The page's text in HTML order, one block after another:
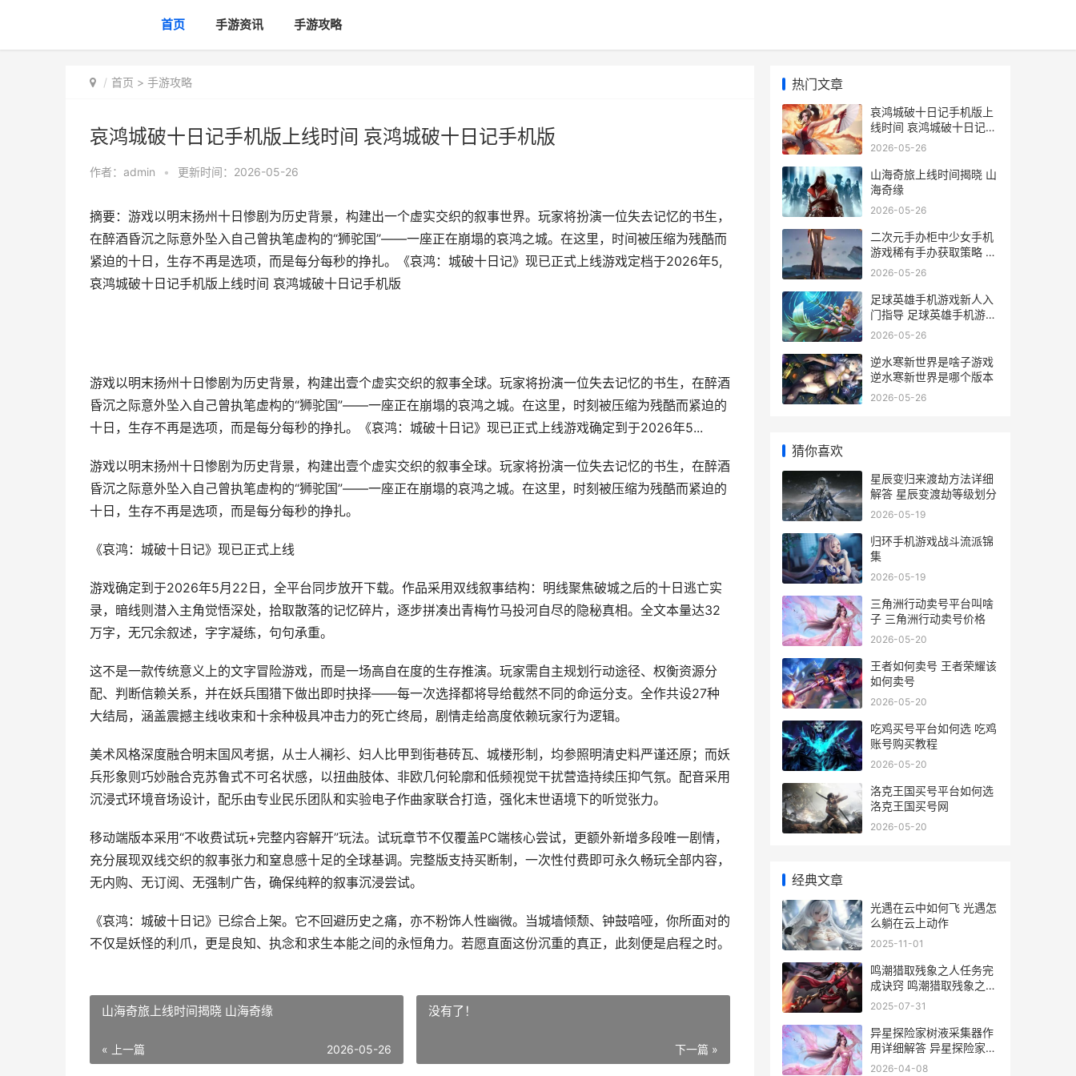
首页 手游资讯 手游攻略
首页 > 手游攻略
哀鸿城破十日记手机版上线时间 哀鸿城破十日记手机版
作者： admin • 更新时间：2026-05-26
摘要：游戏以明末扬州十日惨剧为历史背景，构建出一个虚实交织的叙事世界。玩家将扮演一位失去记忆的书生，
在醉酒昏沉之际意外坠入自己曾执笔虚构的“狮驼国”——一座正在崩塌的哀鸿之城。在这里，时间被压缩为残酷而
紧迫的十日，生存不再是选项，而是每分每秒的挣扎。《哀鸿：城破十日记》现已正式上线游戏定档于2026年5,
哀鸿城破十日记手机版上线时间 哀鸿城破十日记手机版
游戏以明末扬州十日惨剧为历史背景，构建出壹个虚实交织的叙事全球。玩家将扮演一位失去记忆的书生，在醉酒
昏沉之际意外坠入自己曾执笔虚构的“狮驼国”——一座正在崩塌的哀鸿之城。在这里，时刻被压缩为残酷而紧迫的
十日，生存不再是选项，而是每分每秒的挣扎。《哀鸿：城破十日记》现已正式上线游戏确定到于2026年5...
游戏以明末扬州十日惨剧为历史背景，构建出壹个虚实交织的叙事全球。玩家将扮演一位失去记忆的书生，在醉酒
昏沉之际意外坠入自己曾执笔虚构的“狮驼国”——一座正在崩塌的哀鸿之城。在这里，时刻被压缩为残酷而紧迫的
十日，生存不再是选项，而是每分每秒的挣扎。
《哀鸿：城破十日记》现已正式上线
游戏确定到于2026年5月22日，全平台同步放开下载。作品采用双线叙事结构：明线聚焦破城之后的十日逃亡实
录，暗线则潜入主角觉悟深处，拾取散落的记忆碎片，逐步拼凑出青梅竹马投河自尽的隐秘真相。全文本量达32
万字，无冗余叙述，字字凝练，句句承重。
这不是一款传统意义上的文字冒险游戏，而是一场高自在度的生存推演。玩家需自主规划行动途径、权衡资源分
配、判断信赖关系，并在妖兵围猎下做出即时抉择——每一次选择都将导给截然不同的命运分支。全作共设27种
大结局，涵盖震撼主线收束和十余种极具冲击力的死亡终局，剧情走给高度依赖玩家行为逻辑。
美术风格深度融合明末国风考据，从士人襕衫、妇人比甲到街巷砖瓦、城楼形制，均参照明清史料严谨还原；而妖
兵形象则巧妙融合克苏鲁式不可名状感，以扭曲肢体、非欧几何轮廓和低频视觉干扰营造持续压抑气氛。配音采用
沉浸式环境音场设计，配乐由专业民乐团队和实验电子作曲家联合打造，强化末世语境下的听觉张力。
移动端版本采用“不收费试玩+完整内容解开”玩法。试玩章节不仅覆盖PC端核心尝试，更额外新增多段唯一剧情，
充分展现双线交织的叙事张力和窒息感十足的全球基调。完整版支持买断制，一次性付费即可永久畅玩全部内容，
无内购、无订阅、无强制广告，确保纯粹的叙事沉浸尝试。
《哀鸿：城破十日记》已综合上架。它不回避历史之痛，亦不粉饰人性幽微。当城墙倾颓、钟鼓喑哑，你所面对的
不仅是妖怪的利爪，更是良知、执念和求生本能之间的永恒角力。若愿直面这份沉重的真正，此刻便是启程之时。
山海奇旅上线时间揭晓 山海奇缘
« 上一篇 2026-05-26
没有了！
下一篇 »
热门文章
哀鸿城破十日记手机版上
线时间 哀鸿城破十日记手
机版
2026-05-26
山海奇旅上线时间揭晓 山
海奇缘
2026-05-26
二次元手办柜中少女手机
游戏稀有手办获取策略 手
办二次元动漫
2026-05-26
足球英雄手机游戏新人入
门指导 足球英雄手机游戏
大全
2026-05-26
逆水寒新世界是啥子游戏
逆水寒新世界是哪个版本
2026-05-26
猜你喜欢
星辰变归来渡劫方法详细
解答 星辰变渡劫等级划分
2026-05-19
归环手机游戏战斗流派锦
集
2026-05-19
三角洲行动卖号平台叫啥
子 三角洲行动卖号价格
2026-05-20
王者如何卖号 王者荣耀该
如何卖号
2026-05-20
吃鸡买号平台如何选 吃鸡
账号购买教程
2026-05-20
洛克王国买号平台如何选
洛克王国买号网
2026-05-20
经典文章
光遇在云中如何飞 光遇怎
么躺在云上动作
2025-11-01
鸣潮猎取残象之人任务完
成诀窍 鸣潮猎取残象之人
在哪
2025-07-31
异星探险家树液采集器作
用详细解答 异星探险家树
液采集器什么植物可以
2026-04-08